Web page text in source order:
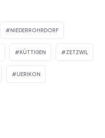
NIEDERROHRDORF
KÜTTIGEN ZETZWIL
UERIKON